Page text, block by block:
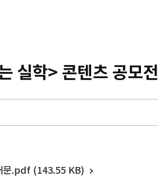
실학> 콘텐츠 공모전
문.pdf (143.55 KB)